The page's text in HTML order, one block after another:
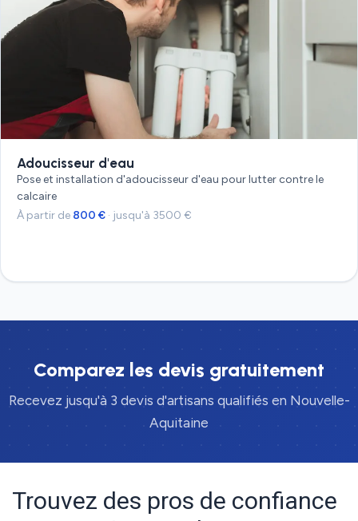
Adoucisseur d'eau
Pose et installation d'adoucisseur d'eau pour lutter contre le
calcaire
À partir de 800 € · jusqu'à 3500 €
Comparez les devis gratuitement
Recevez jusqu'à 3 devis d'artisans qualifiés en Nouvelle-
Aquitaine
Trouvez des pros de confiance